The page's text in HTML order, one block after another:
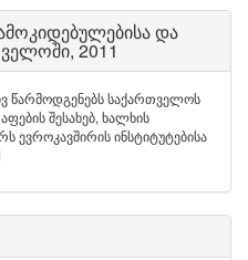
და
2011
წარმოდგენებს საქართველოს
შესახებ, ხალხის
ევროკავშირის ინსტიტუტებისა